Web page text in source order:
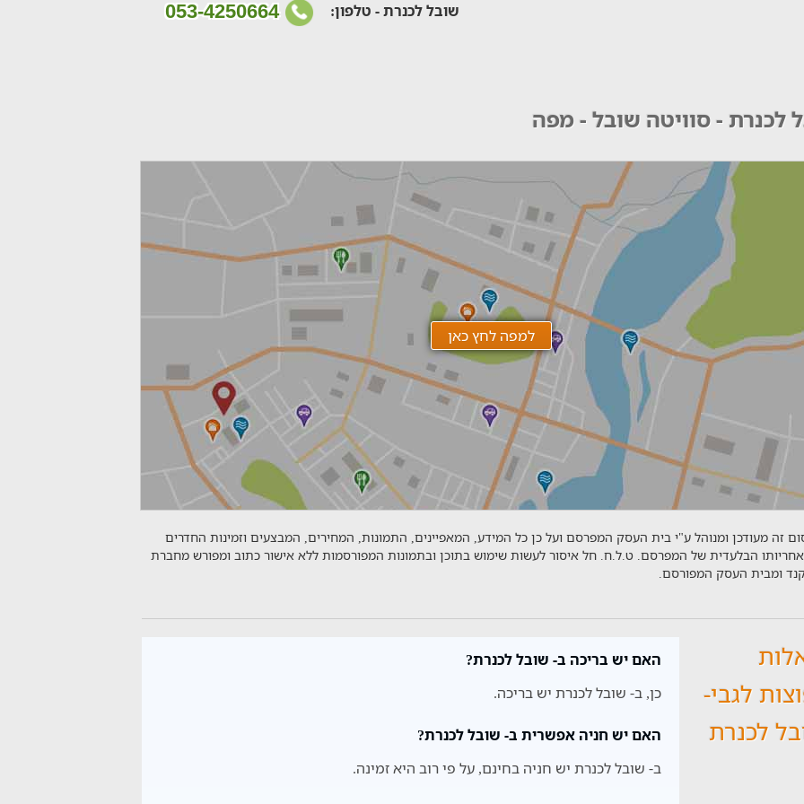
053-4250664 שובל לכנרת - טלפון:
לכנרת - סוויטה שובל - מפה
זה מעודכן ומנוהל ע"י בית העסק המפרסם ועל כן כל המידע, המאפיינים, התמונות, המחירים, המבצעים וזמינות החדרים
הבלעדית של המפרסם. ט.ל.ח. חל איסור לעשות שימוש בתוכן ובתמונות המפורסמות ללא אישור כתוב ומפורש מחברת
ומבית העסק המפורסם.
לגבי-
לכנרת
האם יש בריכה ב- שובל לכנרת?
כן, ב- שובל לכנרת יש בריכה.
האם יש חניה אפשרית ב- שובל לכנרת?
ב- שובל לכנרת יש חניה בחינם, על פי רוב היא זמינה.